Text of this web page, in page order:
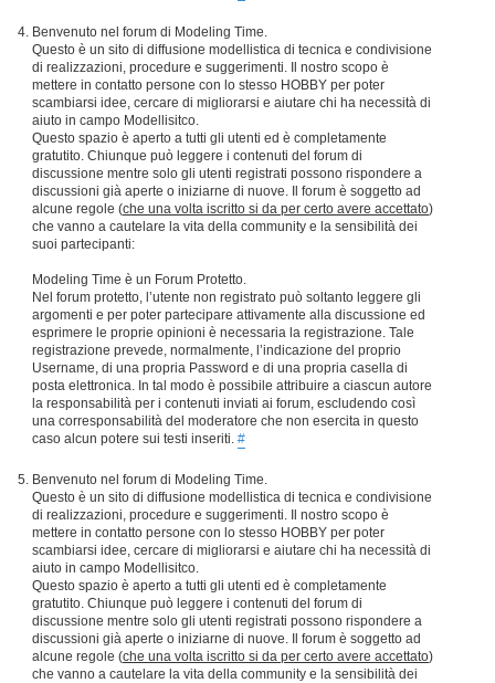
Benvenuto nel forum di Modeling Time.
Questo è un sito di diffusione modellistica di tecnica e condivisione
di realizzazioni, procedure e suggerimenti. Il nostro scopo è
mettere in contatto persone con lo stesso HOBBY per poter
scambiarsi idee, cercare di migliorarsi e aiutare chi ha necessità di
aiuto in campo Modellisitco.
Questo spazio è aperto a tutti gli utenti ed è completamente
gratutito. Chiunque può leggere i contenuti del forum di
discussione mentre solo gli utenti registrati possono rispondere a
discussioni già aperte o iniziarne di nuove. Il forum è soggetto ad
alcune regole (che una volta iscritto si da per certo avere accettato)
che vanno a cautelare la vita della community e la sensibilità dei
suoi partecipanti:
Modeling Time è un Forum Protetto.
Nel forum protetto, l’utente non registrato può soltanto leggere gli
argomenti e per poter partecipare attivamente alla discussione ed
esprimere le proprie opinioni è necessaria la registrazione. Tale
registrazione prevede, normalmente, l’indicazione del proprio
Username, di una propria Password e di una propria casella di
posta elettronica. In tal modo è possibile attribuire a ciascun autore
la responsabilità per i contenuti inviati ai forum, escludendo così
una corresponsabilità del moderatore che non esercita in questo
caso alcun potere sui testi inseriti. #
Benvenuto nel forum di Modeling Time.
Questo è un sito di diffusione modellistica di tecnica e condivisione
di realizzazioni, procedure e suggerimenti. Il nostro scopo è
mettere in contatto persone con lo stesso HOBBY per poter
scambiarsi idee, cercare di migliorarsi e aiutare chi ha necessità di
aiuto in campo Modellisitco.
Questo spazio è aperto a tutti gli utenti ed è completamente
gratutito. Chiunque può leggere i contenuti del forum di
discussione mentre solo gli utenti registrati possono rispondere a
discussioni già aperte o iniziarne di nuove. Il forum è soggetto ad
alcune regole (che una volta iscritto si da per certo avere accettato)
che vanno a cautelare la vita della community e la sensibilità dei